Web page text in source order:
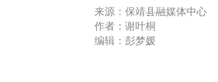
来源：保靖县融媒体中心
作者：谢叶桐
编辑：彭梦媛